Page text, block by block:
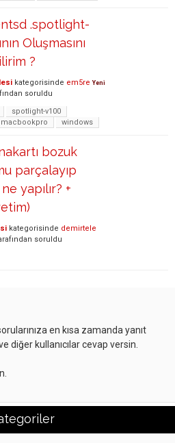
.spotlight-
Oluşmasını
?
kategorisinde em5re Yeni
soruldu
spotlight-v100
macbookpro windows
bozuk
parçalayıp
yapılır? +
kategorisinde demirtele
soruldu
en kısa zamanda yanıt
diğer kullanıcılar cevap versin.